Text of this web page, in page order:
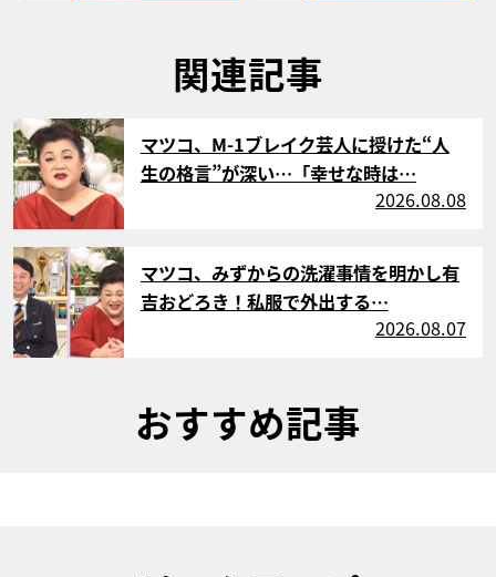
関連記事
サムネイル
マツコ、M-1ブレイク芸人に授けた“人
生の格言”が深い…「幸せな時は…
2026.08.08
サムネイル
マツコ、みずからの洗濯事情を明かし有
吉おどろき！私服で外出する…
2026.08.07
おすすめ記事